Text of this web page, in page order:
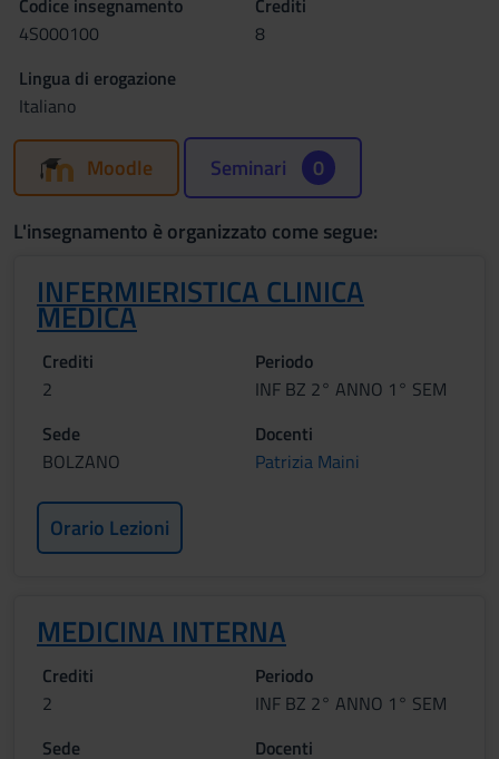
Codice insegnamento
4S000100
Crediti
8
Lingua di erogazione
Italiano
Moodle Seminari 0
L'insegnamento è organizzato come segue:
INFERMIERISTICA CLINICA
MEDICA
Crediti
2
Periodo
INF BZ 2° ANNO 1° SEM
Sede
BOLZANO
Docenti
Patrizia Maini
Orario Lezioni
MEDICINA INTERNA
Crediti
2
Periodo
INF BZ 2° ANNO 1° SEM
Sede
Docenti